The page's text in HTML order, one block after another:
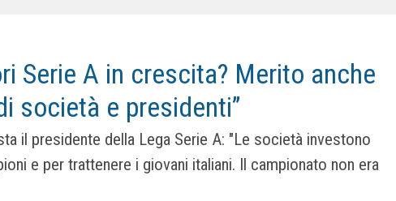
Serie A in crescita? Merito anche
società e presidenti”
il presidente della Lega Serie A: "Le società investono
e per trattenere i giovani italiani. Il campionato non era